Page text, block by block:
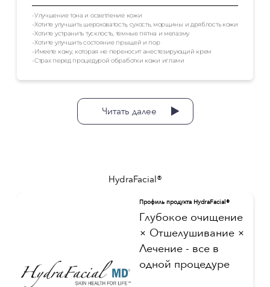
-Улучшение тона и осветление кожи
-Хотите улучшить шероховатость, сухость, морщины и дряблость кожи
-Хотите устранить тусклость, темные пятна и мелазму
-Хотите улучшить состояние прыщей и пор
-Имеете кожу, которая не переносит анестезирующий крем
-Страх перед процедурой обработки кожи иглами
Читать далее
HydraFacial®
Профиль продукта HydraFacial®
Глубокое очищение
× Отшелушивание ×
Лечение - все в
одной процедуре